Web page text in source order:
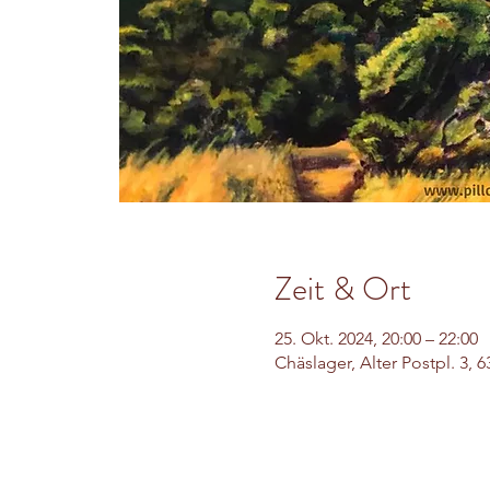
Zeit & Ort
25. Okt. 2024, 20:00 – 22:00
Chäslager, Alter Postpl. 3,